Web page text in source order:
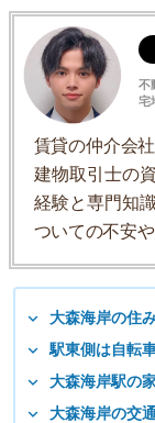
不
宅
賃貸の仲介会
建物取引士の
経験と専門知
ついての不安
大森海岸の住
駅東側は自転
大森海岸駅の
大森海岸の交